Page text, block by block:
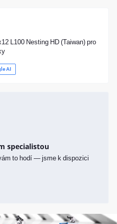
L100 Nesting HD (Taiwan) pro
AI
specialistou
to hodí — jsme k dispozici